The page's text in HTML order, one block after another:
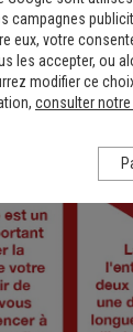
campagnes
eux, votre
les accepter, ou
modifier ce
consulter